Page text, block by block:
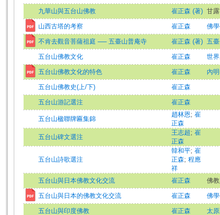
九華山與五台山佛教 崔正森 (著) 甘露
山西古塔的考察 崔正森 佛
不肯去觀音菩薩祖庭 ── 五臺山普庵寺 崔正森 (著) 五
五台山佛教文化 崔正森 世
五台山佛教文化的特色 崔正森 內
五台山佛教史(上/下) 崔正森
五台山游記選注 崔正森
五台山楹聯牌匾集錦
趙林恩; 崔
正森
五台山碑文選注
王志超; 崔
正森
五台山詩歌選注
韓和平; 崔
正森; 程應
祥
五台山與日本佛教文化交流
崔正森 佛
五台山與日本的佛教文化交流 崔正森 佛
五台山與印度佛教 崔正森 太